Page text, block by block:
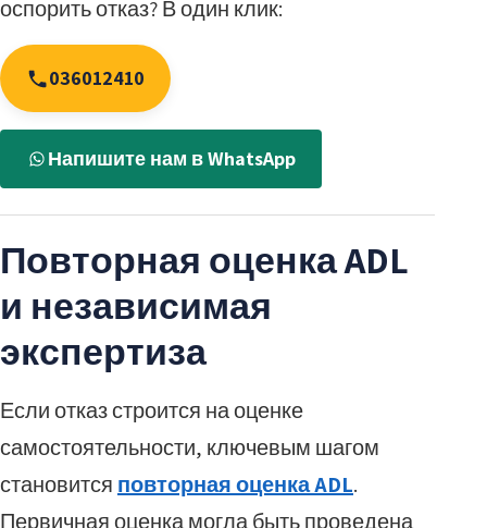
оспорить отказ? В один клик:
036012410
Напишите нам в WhatsApp
Повторная оценка ADL
и независимая
экспертиза
Если отказ строится на оценке
самостоятельности, ключевым шагом
становится повторная оценка ADL.
Первичная оценка могла быть проведена